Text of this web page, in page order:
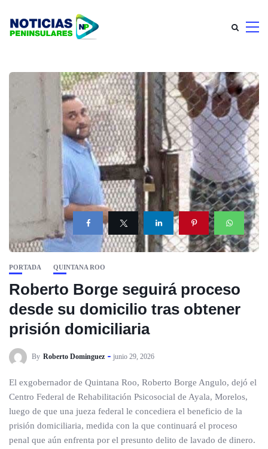
PORTADA QUINTANA ROO
Roberto Borge seguirá proceso
desde su domicilio tras obtener
prisión domiciliaria
By Roberto Dominguez junio 29, 2026
El exgobernador de Quintana Roo, Roberto Borge Angulo, dejó el
Centro Federal de Rehabilitación Psicosocial de Ayala, Morelos,
luego de que una jueza federal le concediera el beneficio de la
prisión domiciliaria, medida con la que continuará el proceso
penal que aún enfrenta por el presunto delito de lavado de dinero.